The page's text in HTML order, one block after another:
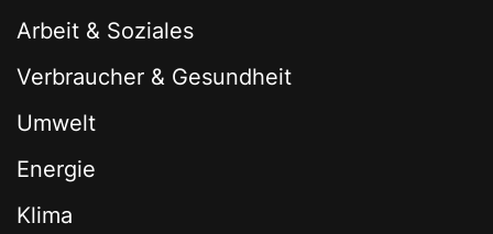
Arbeit & Soziales
Verbraucher & Gesundheit
Umwelt
Energie
Klima